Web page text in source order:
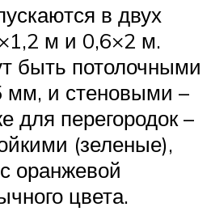
в двух
м и 0,6×2 м.
быть потолочными
мм, и стеновыми –
для перегородок –
(зеленые),
оранжевой
цвета.